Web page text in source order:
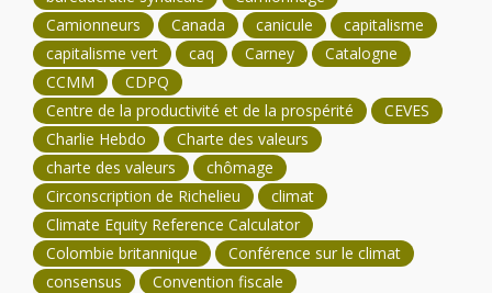
Camionneurs
Canada canicule
capitalisme
capitalisme vert
caq Carney
Catalogne
CCMM
CDPQ
Centre de la productivité et de la prospérité
CEVES
Charlie Hebdo
Charte des valeurs
charte des valeurs
chômage
Circonscription de Richelieu
climat
Climate Equity Reference Calculator
Colombie britannique
Conférence sur le climat
consensus
Convention fiscale